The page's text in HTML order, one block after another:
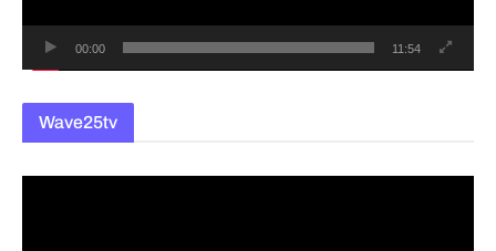
00:00 11:54
Wave25tv